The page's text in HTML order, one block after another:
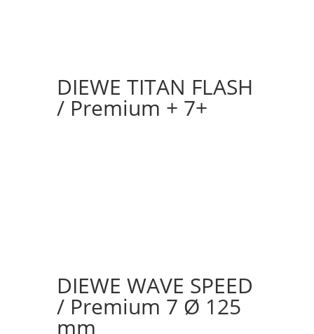
DIEWE TITAN FLASH
/ Premium + 7+
DIEWE WAVE SPEED
/ Premium 7 Ø 125
mm